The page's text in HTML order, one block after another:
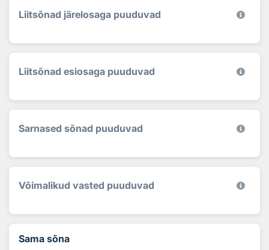
Liitsõnad järelosaga puuduvad
Liitsõnad esiosaga puuduvad
Sarnased sõnad puuduvad
Võimalikud vasted puuduvad
Sama sõna